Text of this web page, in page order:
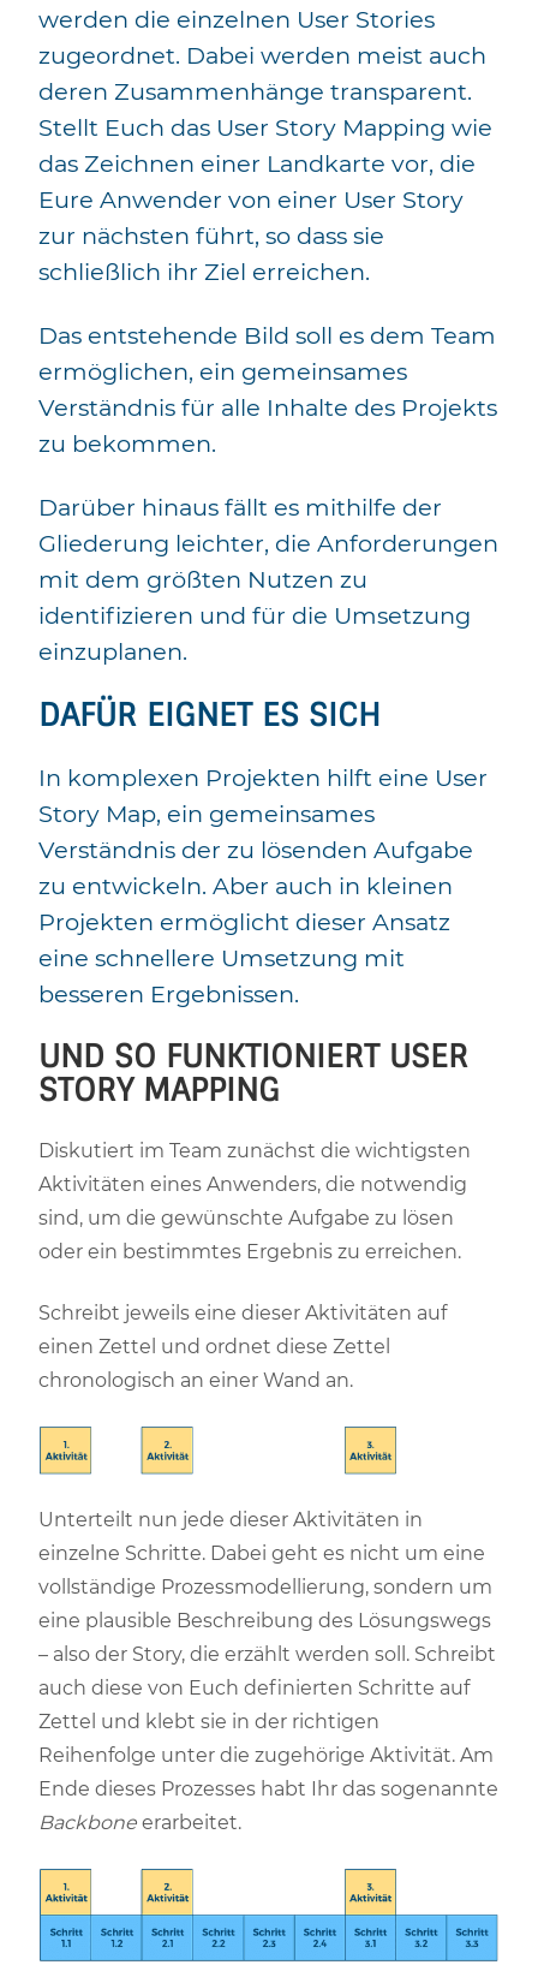
werden die einzelnen User Stories
zugeordnet. Dabei werden meist auch
deren Zusammenhänge transparent.
Stellt Euch das User Story Mapping wie
das Zeichnen einer Landkarte vor, die
Eure Anwender von einer User Story
zur nächsten führt, so dass sie
schließlich ihr Ziel erreichen.
Das entstehende Bild soll es dem Team
ermöglichen, ein gemeinsames
Verständnis für alle Inhalte des Projekts
zu bekommen.
Darüber hinaus fällt es mithilfe der
Gliederung leichter, die Anforderungen
mit dem größten Nutzen zu
identifizieren und für die Umsetzung
einzuplanen.
DAFÜR EIGNET ES SICH
In komplexen Projekten hilft eine User
Story Map, ein gemeinsames
Verständnis der zu lösenden Aufgabe
zu entwickeln. Aber auch in kleinen
Projekten ermöglicht dieser Ansatz
eine schnellere Umsetzung mit
besseren Ergebnissen.
UND SO FUNKTIONIERT USER
STORY MAPPING
Diskutiert im Team zunächst die wichtigsten
Aktivitäten eines Anwenders, die notwendig
sind, um die gewünschte Aufgabe zu lösen
oder ein bestimmtes Ergebnis zu erreichen.
Schreibt jeweils eine dieser Aktivitäten auf
einen Zettel und ordnet diese Zettel
chronologisch an einer Wand an.
Unterteilt nun jede dieser Aktivitäten in
einzelne Schritte. Dabei geht es nicht um eine
vollständige Prozessmodellierung, sondern um
eine plausible Beschreibung des Lösungswegs
– also der Story, die erzählt werden soll. Schreibt
auch diese von Euch definierten Schritte auf
Zettel und klebt sie in der richtigen
Reihenfolge unter die zugehörige Aktivität. Am
Ende dieses Prozesses habt Ihr das sogenannte
Backbone erarbeitet.